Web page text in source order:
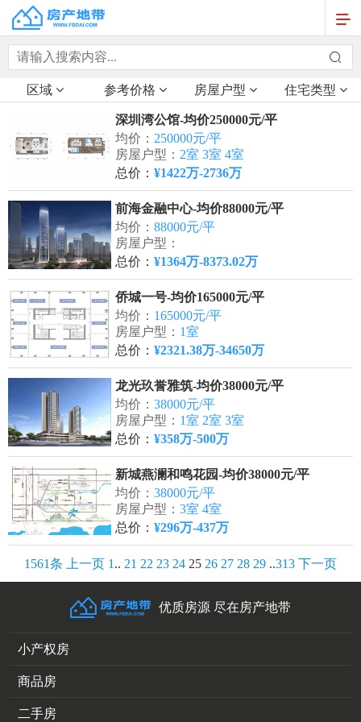
区域 参考价格 房屋户型 住宅类型
深圳湾公馆-均价250000元/平
均价： 250000元/平
房屋户型： 2室 3室 4室
总价：¥1422万-2736万
前海金融中心-均价88000元/平
均价：88000元/平
房屋户型：
总价：¥1364万-8373.02万
侨城一号-均价165000元/平
均价： 165000元/平
房屋户型： 1室
总价：¥2321.38万-34650万
龙光玖誉雅筑-均价38000元/平
均价：38000元/平
房屋户型： 1室 2室 3室
总价：¥358万-500万
新城燕澜和鸣花园-均价38000元/平
均价：38000元/平
房屋户型：3室 4室
总价：¥296万-437万
1561条 上一页 1 .. 21 22 23 24 25 26 27 28 29 ..313 下一页
优质房源 尽在房产地带
小产权房
商品房
二手房